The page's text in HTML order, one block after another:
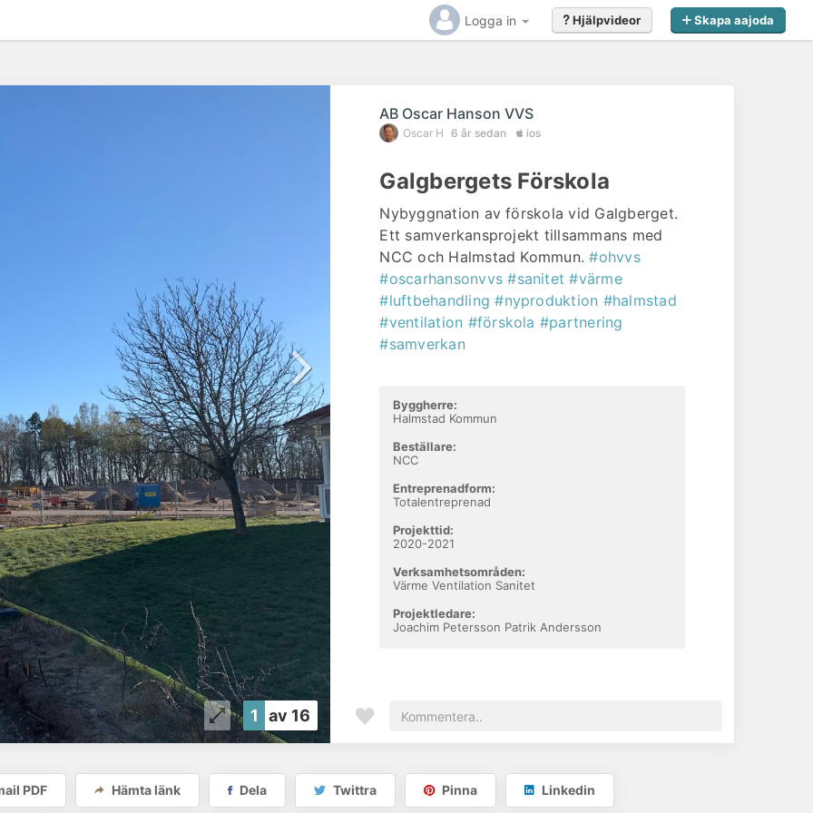
Logga in Skapa aajoda
Hjälpvideor
före
2020-04-21
1 av 16
AB Oscar Hanson VVS
Oscar H 6 år sedan ios
Galgbergets Förskola
Nybyggnation av förskola vid Galgberget.
Ett samverkansprojekt tillsammans med
NCC och Halmstad Kommun.#ohvvs
#oscarhansonvvs #sanitet #värme
#luftbehandling #nyproduktion #halmstad
#ventilation #förskola #partnering
#samverkan
Byggherre:
Halmstad Kommun
Beställare:
NCC
Entreprenadform:
Totalentreprenad
Projekttid:
2020-2021
Verksamhetsområden:
Värme Ventilation Sanitet
Projektledare:
Joachim Petersson Patrik Andersson
PDF Hämta länk Dela Twittra Pinna Linkedin